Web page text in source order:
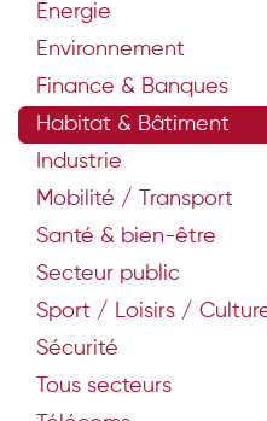
Energie
Environnement
Finance & Banques
Habitat & Bâtiment
Industrie
Mobilité / Transport
Santé & bien-être
Secteur public
Sport / Loisirs /
Sécurité
Tous secteurs